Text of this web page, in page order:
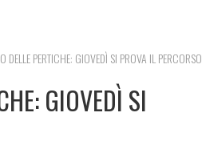
DELLE PERTICHE: GIOVEDÌ SI PROVA IL PERCORSO
GIOVEDÌ SI